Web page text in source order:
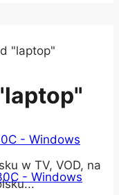
w TV, VOD, na
"laptop"